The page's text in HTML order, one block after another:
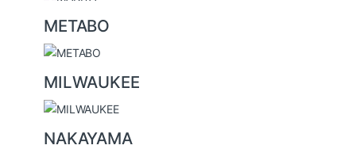
METABO
MILWAUKEE
NAKAYAMA